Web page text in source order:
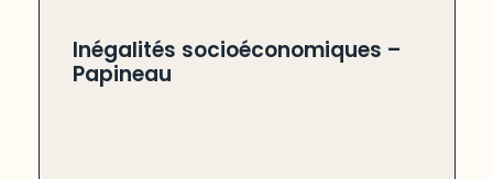
Inégalités socioéconomiques –
Papineau